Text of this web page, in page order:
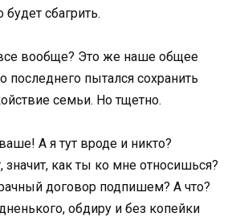
сбагрить.
вообще? Это же наше общее
последнего пытался сохранить
семьи. Но тщетно.
А я тут вроде и никто?
как ты ко мне относишься?
договор подпишем? А что?
обдиру и без копейки